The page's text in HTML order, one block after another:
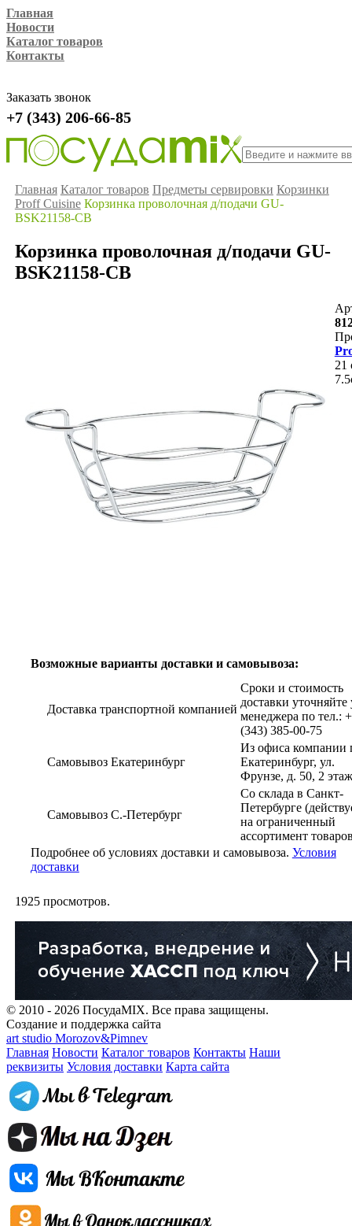
Главная
Новости
Каталог товаров
Контакты
Заказать звонок
+7 (343) 206-66-85
Главная Каталог товаров Предметы сервировки Корзинки
Proff Cuisine Корзинка проволочная д/подачи GU-
BSK21158-CB
Корзинка проволочная д/подачи GU-
BSK21158-CB
21
Возможные варианты доставки и самовывоза:
Доставка транспортной компанией
Сроки и стоимость
доставки уточняйте
менеджера по тел.:
(343) 385-00-75
Самовывоз Екатеринбург
Из офиса компании
Екатеринбург, ул.
Фрунзе, д. 50, 2 этаж
Самовывоз С.-Петербург
Со склада в Санкт-
Петербурге
на ограниченный
ассортимент
Подробнее об условиях доставки и самовывоза. Условия
доставки
1925просмотров.
© 2010 - 2026 ПосудаMIX. Все права защищены.
Создание и поддержка сайта
art studio Morozov&Pimnev
Главная Новости Каталог товаров Контакты Наши
реквизиты Условия доставки Карта сайта